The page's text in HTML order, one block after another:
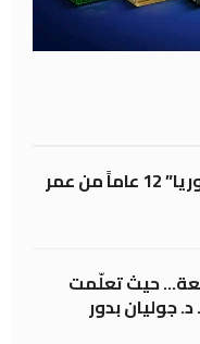
كابوس النتائج.. حين تختزل “البكالوريا” 12 عاماً من عمر
حيث تعلّمت
جوليان بدور